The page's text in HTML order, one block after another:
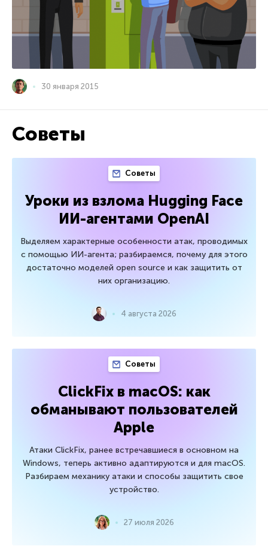
30 января 2015
Советы
Советы
Уроки из взлома Hugging Face
ИИ-агентами OpenAI
Выделяем характерные особенности атак, проводимых
с помощью ИИ-агента; разбираемся, почему для этого
достаточно моделей open source и как защитить от
них организацию.
4 августа 2026
Советы
ClickFix в macOS: как
обманывают пользователей
Apple
Атаки ClickFix, ранее встречавшиеся в основном на
Windows, теперь активно адаптируются и для macOS.
Разбираем механику атаки и способы защитить свое
устройство.
27 июля 2026